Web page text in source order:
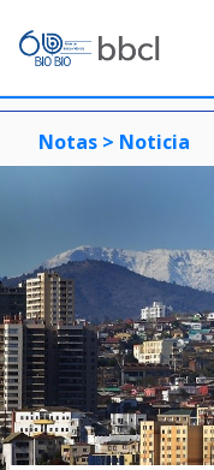
Notas > Noticia